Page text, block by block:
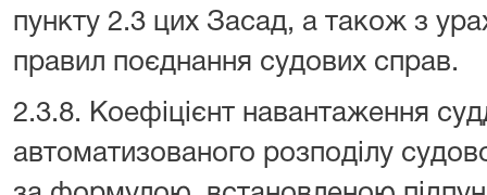
пункту 2.3 цих Засад, а також з
правил поєднання судових справ.
2.3.8. Коефіцієнт навантаження
автоматизованого розподілу